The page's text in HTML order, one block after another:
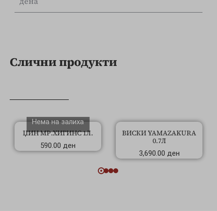
Слични продукти
Нема на залиха
ЏИН МР.ХИГИНС 1Л.
590.00 ден
ВИСКИ YAMAZAKURA
0.7Л
3,690.00 ден